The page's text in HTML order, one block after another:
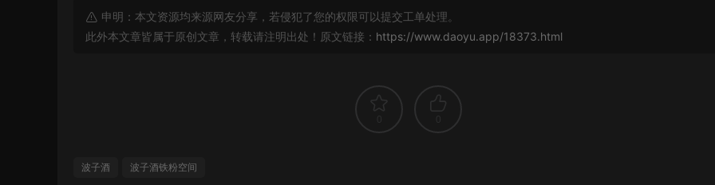
申明：本文资源均来源网友分享，若侵犯了您的权限可以提交工单处理。
此外本文章皆属于原创文章，转载请注明出处！原文链接： https://www.daoyu.app/18373.html
波子酒 波子酒铁粉空间